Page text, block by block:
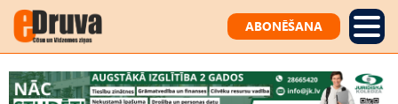
ABONĒŠANA